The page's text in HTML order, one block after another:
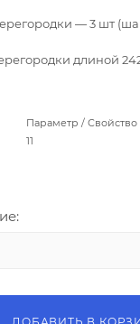
— 3 шт
длиной
Параметр / Свойство
11